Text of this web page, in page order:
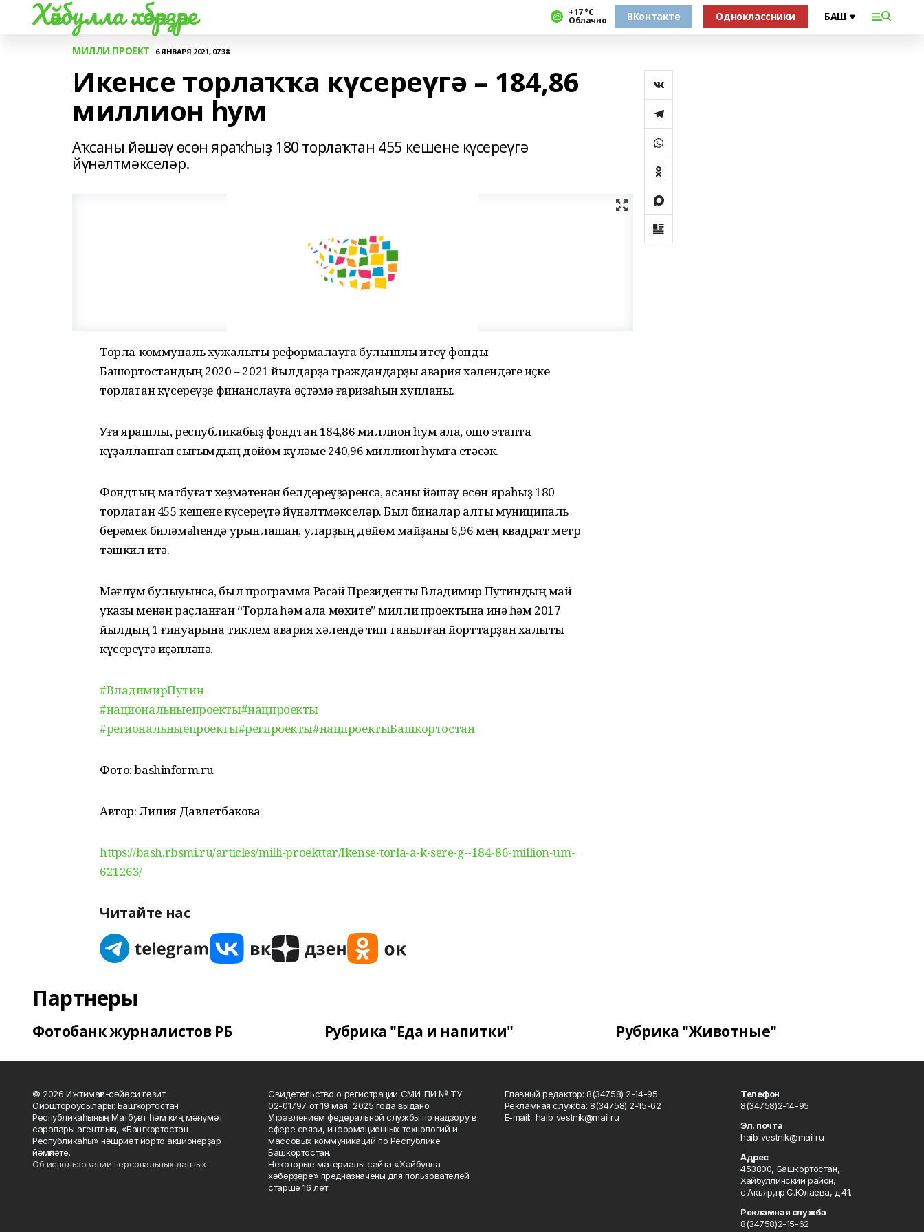
Хәйбулла хәбәрҙәре +17 °С
Облачно ВКонтакте Одноклассники
МИЛЛИ ПРОЕКТ 6 ЯНВАРЯ 2021, 07:38
Икенсе торлаҡҡа күсереүгә – 184,86
миллион һум
Аҡсаны йәшәү өсөн яраҡһыҙ 180 торлаҡтан 455 кешене күсереүгә
йүнәлтмәкселәр.
Торлаҡ-коммуналь хужалыҡты реформалауға булышлыҡ итеү фонды
Башҡортостандың 2020 – 2021 йылдарҙа граждандарҙы авария хәлендәге иҫке
торлаҡтан күсереүҙе финанслауға өҫтәмә ғаризаһын хупланы.
Уға ярашлы, республикабыҙ фондтан 184,86 миллион һум ала, ошо этапта
күҙалланған сығымдың дөйөм күләме 240,96 миллион һумға етәсәк.
Фондтың матбуғат хеҙмәтенән белдереүҙәренсә, аҡсаны йәшәү өсөн яраҡһыҙ 180
торлаҡтан 455 кешене күсереүгә йүнәлтмәкселәр. Был биналар алты муниципаль
берәмек биләмәһендә урынлашҡан, уларҙың дөйөм майҙаны 6,96 мең квадрат метр
тәшкил итә.
Мәғлүм булыуынса, был программа Рәсәй Президенты Владимир Путиндың май
указы менән раҫланған “Торлаҡ һәм ҡала мөхите” милли проектына инә һәм 2017
йылдың 1 ғинуарына тиклем авария хәлендә тип танылған йорттарҙан халыҡты
күсереүгә иҫәпләнә.
#ВладимирПутин
#национальныепроекты#нацпроекты
#региональныепроекты#регпроекты#нацпроектыБашкортостан
Фото: bashinform.ru
Автор: Лилия Давлетбакова
https://bash.rbsmi.ru/articles/milli-proekttar/Ikense-torla-a-k-sere-g--184-86-million-um-
621263/
Читайте нас
Партнеры
Фотобанк журналистов РБ Рубрика "Еда и напитки" Рубрика "Животные"
© 2026 Ижтимағи-сәйәси гәзит.
Ойоштороусылары: Башҡортостан
Республикаһының Матбуғат һәм киң мәғлүмәт
саралары агентлығы, «Башҡортостан
Республикаһы» нәшриәт йорто акционерҙар
йәмғиәте.
Об использовании персональных данных
Свидетельство о регистрации СМИ: ПИ № ТУ
02-01797 от 19 мая 2025 года выдано
Управлением федеральной службы по надзору в
сфере связи, информационных технологий и
массовых коммуникаций по Республике
Башкортостан.
Некоторые материалы сайта «Хәйбулла
хәбәрҙәре» предназначены для пользователей
старше 16 лет.
Главный редактор: 8(34758) 2-14-95
Рекламная служба: 8(34758) 2-15-62
Е-mаil: haib_vestnik@mail.ru
Телефон
8(34758)2-14-95
Эл. почта
haib_vestnik@mail.ru
Адрес
453800, Башкортостан,
Хайбуллинский район,
с.Акъяр,пр.С.Юлаева, д.41.
Рекламная служба
8(34758)2-15-62